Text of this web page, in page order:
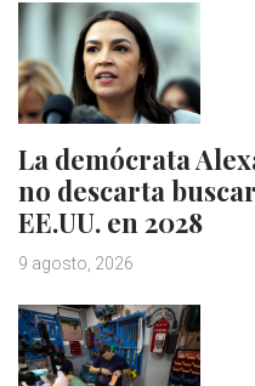
La demócrata
no descarta
EE.UU. en 2028
9 agosto, 2026